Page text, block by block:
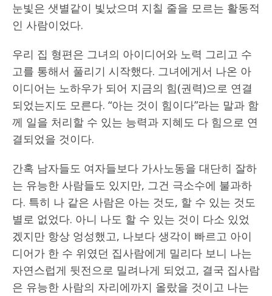
눈빛은 샛별같이 빛났으며 지칠 줄을 모르는 활동적
인 사람이었다.
우리 집 형편은 그녀의 아이디어와 노력 그리고 수
고를 통해서 풀리기 시작했다. 그녀에게서 나온 아
이디어는 노하우가 되어 지금의 힘(권력)으로 연결
되었는지도 모른다. “아는 것이 힘이다”라는 말과 함
께 일을 처리할 수 있는 능력과 지혜도 다 힘으로 연
결되었을 것이다.
간혹 남자들도 여자들보다 가사노동을 대단히 잘하
는 유능한 사람들도 있지만, 그건 극소수에 불과하
다. 특히 나 같은 사람은 아는 것도, 할 수 있는 것도
별로 없었다. 아니 나도 할 수 있는 것이 다소 있었
겠지만 항상 엉성했고, 나보다 생각이 빠르고 아이
디어가 한 수 위였던 집사람에게 밀리다 보니 나는
자연스럽게 뒷전으로 밀려나게 되었고, 결국 집사람
은 유능한 사람의 자리에까지 올랐을 것이고 나는